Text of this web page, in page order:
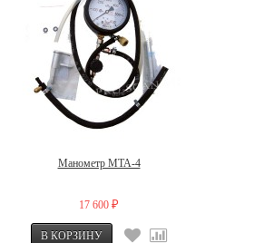
Манометр МТА-4
17 600 ₽